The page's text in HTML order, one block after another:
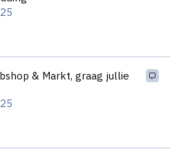
& Markt, graag jullie